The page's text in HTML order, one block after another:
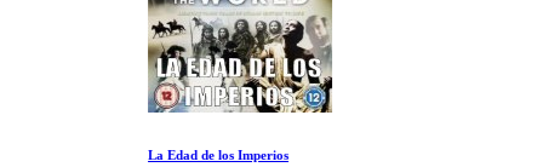
La Edad de los Imperios